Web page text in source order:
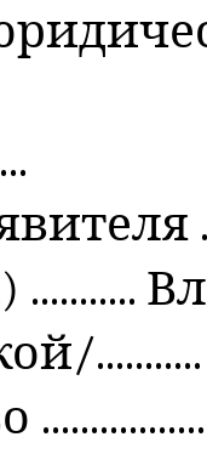
...
...........
...........